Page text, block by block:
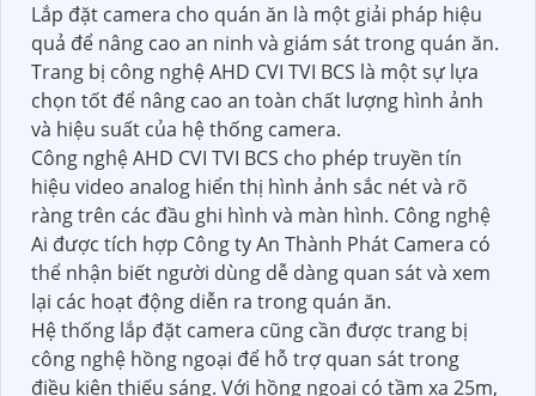
Lắp đặt camera cho quán ăn là một giải pháp hiệu
quả để nâng cao an ninh và giám sát trong quán ăn.
Trang bị công nghệ AHD CVI TVI BCS là một sự lựa
chọn tốt để nâng cao an toàn chất lượng hình ảnh
và hiệu suất của hệ thống camera.
Công nghệ AHD CVI TVI BCS cho phép truyền tín
hiệu video analog hiển thị hình ảnh sắc nét và rõ
ràng trên các đầu ghi hình và màn hình. Công nghệ
Ai được tích hợp Công ty An Thành Phát Camera có
thể nhận biết người dùng dễ dàng quan sát và xem
lại các hoạt động diễn ra trong quán ăn.
Hệ thống lắp đặt camera cũng cần được trang bị
công nghệ hồng ngoại để hỗ trợ quan sát trong
điều kiện thiếu sáng. Với hồng ngoại có tầm xa 25m,